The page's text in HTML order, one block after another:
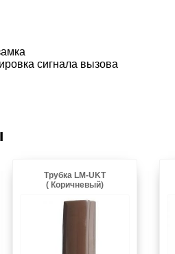
сигнала вызова
Трубка LM-UKT
( Коричневый)